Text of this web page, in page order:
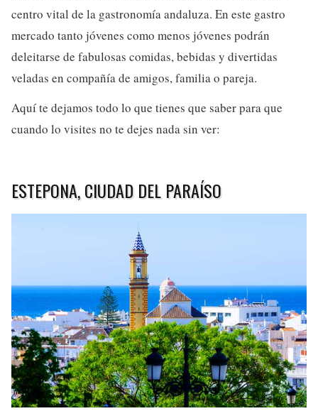
centro vital de la gastronomía andaluza. En este gastro
mercado tanto jóvenes como menos jóvenes podrán
deleitarse de fabulosas comidas, bebidas y divertidas
veladas en compañía de amigos, familia o pareja.
Aquí te dejamos todo lo que tienes que saber para que
cuando lo visites no te dejes nada sin ver:
ESTEPONA, CIUDAD DEL PARAÍSO